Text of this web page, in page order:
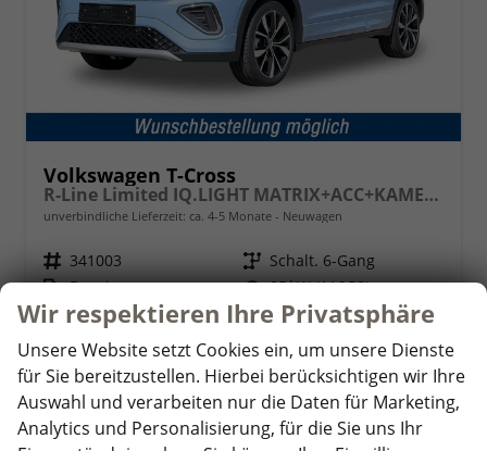
Volkswagen T-Cross
R-Line Limited IQ.LIGHT MATRIX+ACC+KAMERA+18'' ALU
unverbindliche Lieferzeit: ca. 4-5 Monate Neuwagen
Fahrzeugnr. 341003 Getriebe Schalt. 6-Gang
Kraftstoff Benzin Leistung 85 kW (116 PS)
24.200,– €
incl. 19% MwSt.
Details
Verbrauch kombiniert:5,60 l/100km
CO2-Klasse: D
CO2-Emissionen:127,00 g/km
Wir respektieren Ihre Privatsphäre
Unsere Website setzt Cookies ein, um unsere Dienste
für Sie bereitzustellen. Hierbei berücksichtigen wir Ihre
Auswahl und verarbeiten nur die Daten für Marketing,
Analytics und Personalisierung, für die Sie uns Ihr